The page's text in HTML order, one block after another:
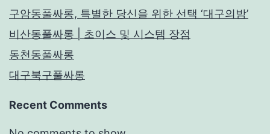
구암동풀싸롱, 특별한 당신을 위한 선택 ‘대구의밤’
비산동풀싸롱 | 초이스 및 시스템 장점
동천동풀싸롱
대구북구풀싸롱
Recent Comments